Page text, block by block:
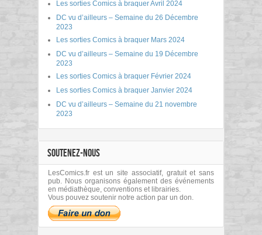
Les sorties Comics à braquer Avril 2024
DC vu d’ailleurs – Semaine du 26 Décembre
2023
Les sorties Comics à braquer Mars 2024
DC vu d’ailleurs – Semaine du 19 Décembre
2023
Les sorties Comics à braquer Février 2024
Les sorties Comics à braquer Janvier 2024
DC vu d’ailleurs – Semaine du 21 novembre
2023
SOUTENEZ-NOUS
LesComics.fr est un site associatif, gratuit et sans
pub. Nous organisons également des événements
en médiathèque, conventions et librairies.
Vous pouvez soutenir notre action par un don.